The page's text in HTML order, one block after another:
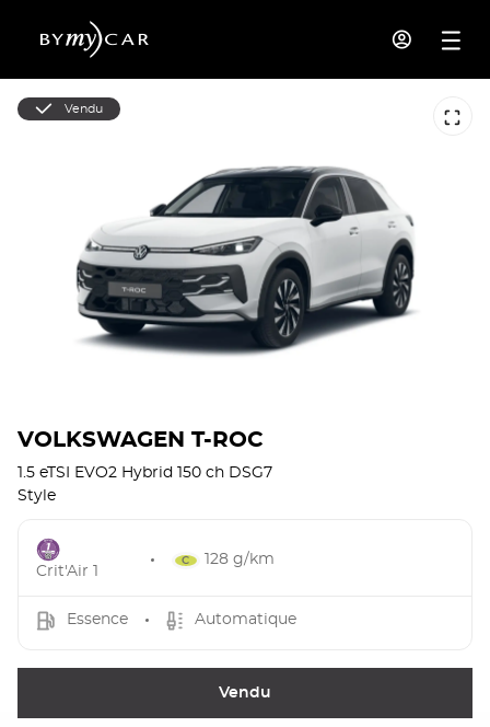
Vendu
VOLKSWAGEN T-ROC
1.5 eTSI EVO2 Hybrid 150 ch DSG7
Style
Crit'Air 1
128 g/km
Essence Automatique
Vendu